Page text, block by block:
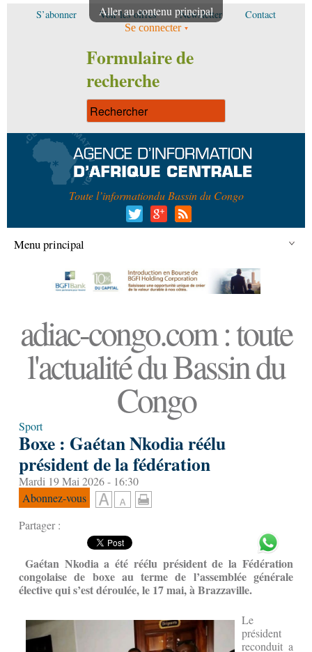
Aller au contenu principal
S’abonner Voir les offres Newsletter Contact
Se connecter
Formulaire de
recherche
Toute l’informationdu Bassin du Congo
Menu principal
adiac-congo.com : toute
l'actualité du Bassin du
Congo
Sport
Boxe : Gaétan Nkodia réélu
président de la fédération
Mardi 19 Mai 2026 - 16:30
Abonnez-vous
Partager :
Gaétan Nkodia a été réélu président de la Fédération
congolaise de boxe au terme de l’assemblée générale
élective qui s’est déroulée, le 17 mai, à Brazzaville.
Le
président
reconduit a